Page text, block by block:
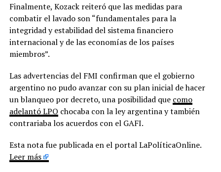
Finalmente, Kozack reiteró que las medidas para
combatir el lavado son “fundamentales para la
integridad y estabilidad del sistema financiero
internacional y de las economías de los países
miembros”.
Las advertencias del FMI confirman que el gobierno
argentino no pudo avanzar con su plan inicial de hacer
un blanqueo por decreto, una posibilidad que como
adelantó LPO chocaba con la ley argentina y también
contrariaba los acuerdos con el GAFI.
Esta nota fue publicada en el portal LaPolíticaOnline.
Leer más